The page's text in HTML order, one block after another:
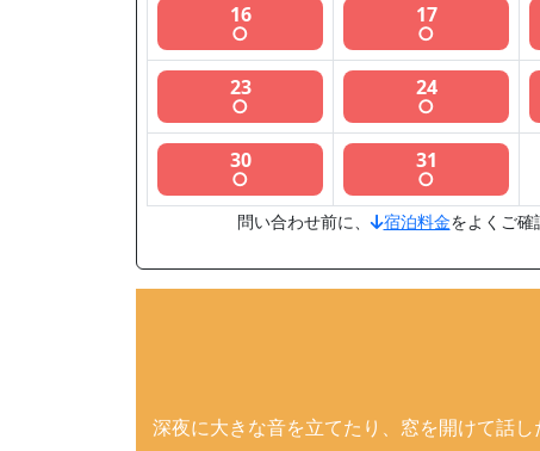
16
○
17
○
23
○
24
○
30
○
31
○
問い合わせ前に、 宿泊料金をよくご
深夜に大きな音を立てたり、窓を開けて話